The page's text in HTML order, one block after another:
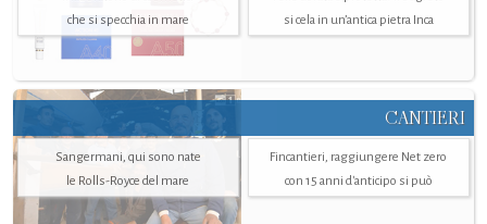
che si specchia in mare
si cela in un’antica pietra Inca
CANTIERI
Sangermani, qui sono nate
le Rolls-Royce del mare
Fincantieri, raggiungere Net zero
con 15 anni d'anticipo si può